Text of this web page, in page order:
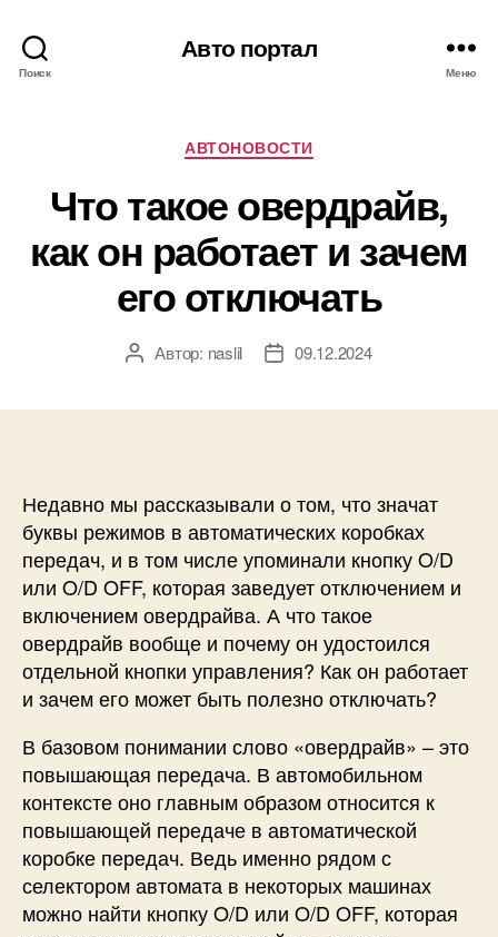
Поиск
Авто портал
Меню
Рубрики
АВТОНОВОСТИ
Что такое овердрайв,
как он работает и зачем
его отключать
АвторАвтор: naslil
Дата09.12.2024
Недавно мы рассказывали о том, что значат
буквы режимов в автоматических коробках
передач, и в том числе упоминали кнопку O/D
или O/D OFF, которая заведует отключением и
включением овердрайва. А что такое
овердрайв вообще и почему он удостоился
отдельной кнопки управления? Как он работает
и зачем его может быть полезно отключать?
В базовом понимании слово «овердрайв» – это
повышающая передача. В автомобильном
контексте оно главным образом относится к
повышающей передаче в автоматической
коробке передач. Ведь именно рядом с
селектором автомата в некоторых машинах
можно найти кнопку O/D или O/D OFF, которая